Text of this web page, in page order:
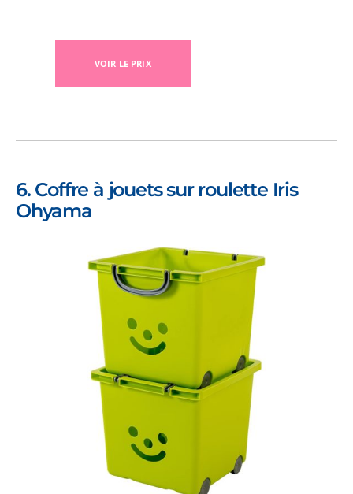
VOIR LE PRIX
6. Coffre à jouets sur roulette Iris
Ohyama